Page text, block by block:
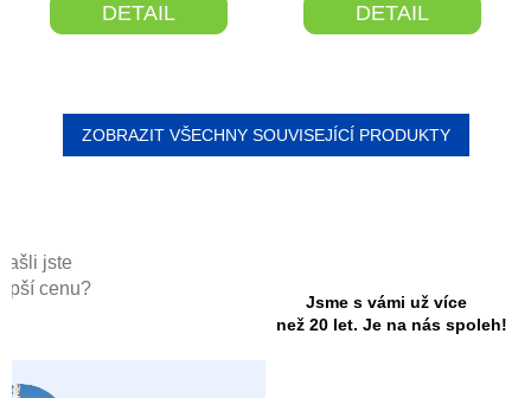
jste
cenu?
Jsme s vámi už více
než 20 let. Je na nás spoleh!
DETAIL DETAIL
ZOBRAZIT VŠECHNY SOUVISEJÍCÍ PRODUKTY